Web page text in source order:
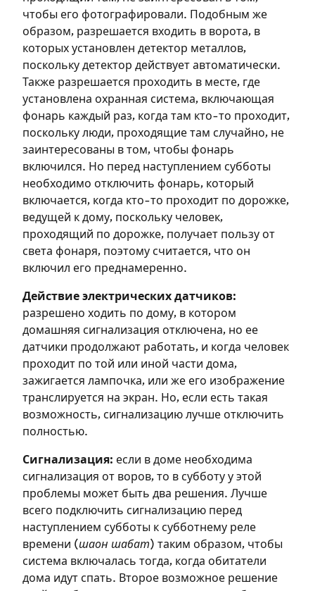
чтобы его фотографировали. Подобным же
образом, разрешается входить в ворота, в
которых установлен детектор металлов,
поскольку детектор действует автоматически.
Также разрешается проходить в месте, где
установлена охранная система, включающая
фонарь каждый раз, когда там кто-то проходит,
поскольку люди, проходящие там случайно, не
заинтересованы в том, чтобы фонарь
включился. Но перед наступлением субботы
необходимо отключить фонарь, который
включается, когда кто-то проходит по дорожке,
ведущей к дому, поскольку человек,
проходящий по дорожке, получает пользу от
света фонаря, поэтому считается, что он
включил его преднамеренно.
Действие электрических датчиков:
разрешено ходить по дому, в котором
домашняя сигнализация отключена, но ее
датчики продолжают работать, и когда человек
проходит по той или иной части дома,
зажигается лампочка, или же его изображение
транслируется на экран. Но, если есть такая
возможность, сигнализацию лучше отключить
полностью.
Сигнализация: если в доме необходима
сигнализация от воров, то в субботу у этой
проблемы может быть два решения. Лучше
всего подключить сигнализацию перед
наступлением субботы к субботнему реле
времени (шаон шабат) таким образом, чтобы
система включалась тогда, когда обитатели
дома идут спать. Второе возможное решение
Зарегистрироваться
на сайте
Чтобы делать пометки на сайте,
необходимо зарегистрироваться.
Подписаться Войти